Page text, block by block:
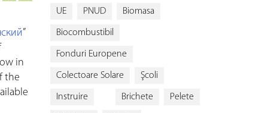
”
in
the
UE PNUD Biomasa
Biocombustibil
Fonduri Europene
Colectoare Solare Şcoli
Instruire Brichete Pelete